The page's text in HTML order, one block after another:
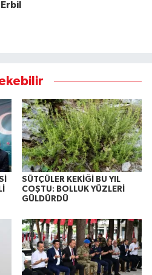
SÜTÇÜLER KEKİĞİ BU YIL
COŞTU: BOLLUK YÜZLERİ
GÜLDÜRDÜ